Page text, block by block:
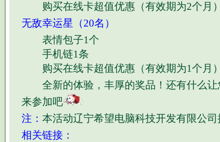
购买在线卡超值优惠（有效期为2个月
无敌幸运星（20名）
表情包子1个
手机链1条
购买在线卡超值优惠（有效期为1个月
全新的体验，丰厚的奖品！还有什么让
来参加吧
注： 本活动辽宁希望电脑科技开发有限公
相关链接：